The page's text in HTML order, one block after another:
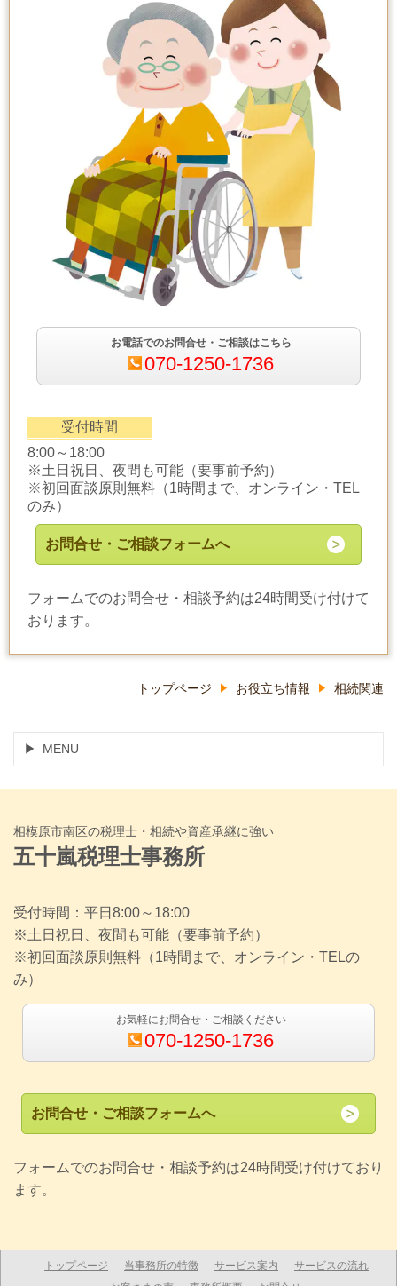
お電話でのお問合せ・ご相談はこちら
070-1250-1736
受付時間
8:00～18:00
※土日祝日、夜間も可能（要事前予約）
※初回面談原則無料（1時間まで、オンライン・TEL
のみ）
お問合せ・ご相談フォームへ
フォームでのお問合せ・相談予約は24時間受け付けて
おります。
トップページ お役立ち情報 相続関連
MENU
相模原市南区の税理士・相続や資産承継に強い
五十嵐税理士事務所
受付時間：平日8:00～18:00
※土日祝日、夜間も可能（要事前予約）
※初回面談原則無料（1時間まで、オンライン・TELの
み）
お気軽にお問合せ・ご相談ください
070-1250-1736
お問合せ・ご相談フォームへ
フォームでのお問合せ・相談予約は24時間受け付けており
ます。
トップページ 当事務所の特徴 サービス案内
サービスの流れ